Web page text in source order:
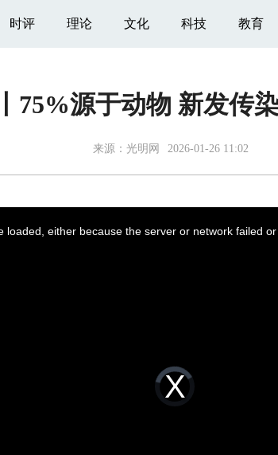
时评 理论 文化 科技 教育
75%源于动物 新发传
来源： 光明网 2026-01-26 11:02
Video
Player
loading.
loaded, either because the server or network failed